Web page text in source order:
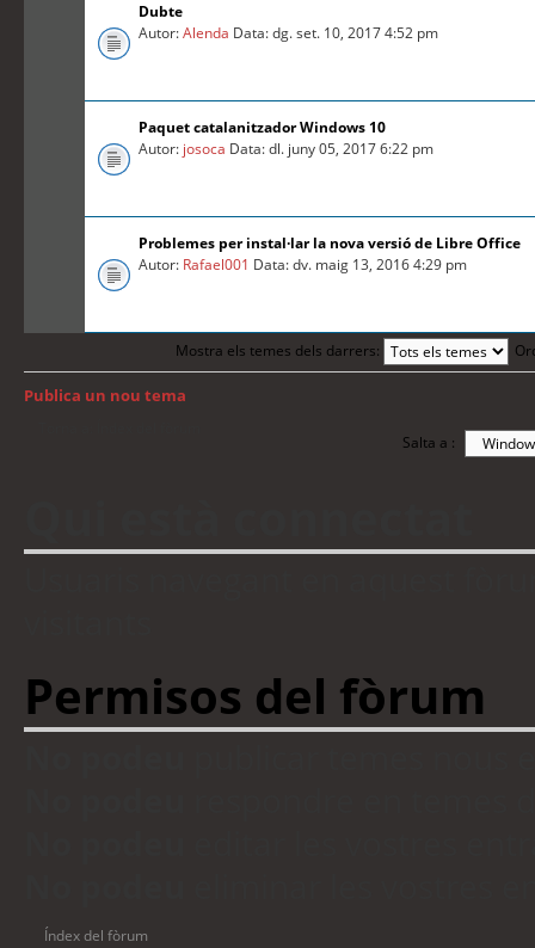
Dubte
Autor:Alenda Data: dg. set. 10, 2017 4:52 pm
Paquet catalanitzador Windows 10
Autor: josoca Data: dl. juny 05, 2017 6:22 pm
Problemes per instal·lar la nova versió de Libre Office
Autor: Rafael001 Data: dv. maig 13, 2016 4:29 pm
Mostra els temes dels darrers:
Publica un nou tema
Salta a :
Permisos del fòrum
Índex del fòrum